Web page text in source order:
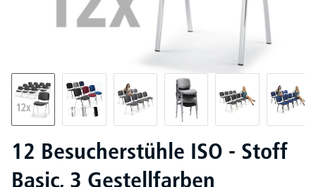
12 Besucherstühle ISO - Stoff
Basic, 3 Gestellfarben